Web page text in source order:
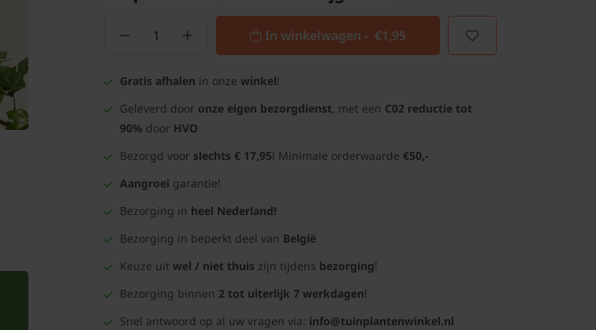
In winkelwagen - €1,95
Gratis afhalen in onze winkel!
Geleverd door onze eigen bezorgdienst, met een C02 reductie tot
90% door HVO
Bezorgd voor slechts € 17,95! Minimale orderwaarde €50,-
Aangroei garantie!
Bezorging in heel Nederland!
Bezorging in beperkt deel van België
Keuze uit wel / niet thuis zijn tijdens bezorging!
Bezorging binnen 2 tot uiterlijk 7 werkdagen!
Snel antwoord op al uw vragen via: info@tuinplantenwinkel.nl